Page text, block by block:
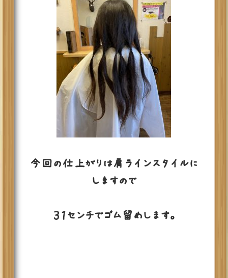
今回の仕上がりは肩ラインスタイルに
しますので
３１センチでゴム留めします。